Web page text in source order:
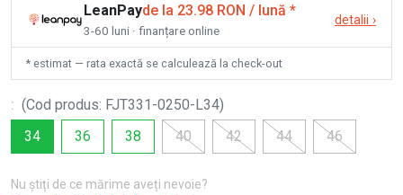
LeanPayde la 23.98 RON / lună *
3-60 luni · finanțare online
detalii ›
* estimat — rata exactă se calculează la check-out
: (Cod produs: FJT331-0250-L34)
34
36 38 40 42 44 46
Nu știți de ce mărime aveți nevoie?